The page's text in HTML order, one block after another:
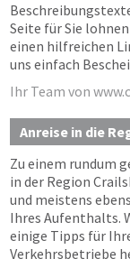
Seite für Sie
einen hilfreichen
uns einfach
Ihr Team von
Anreise in die
Zu einem rundum
in der Region
und meistens
Ihres Aufenthalts.
einige Tipps für
Verkehrsbetriebe